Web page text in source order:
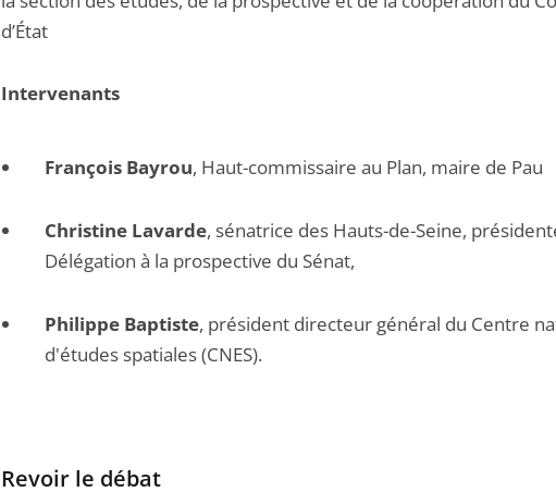
d’État
Intervenants
François Bayrou, Haut-commissaire au Plan, maire de Pau
Christine Lavarde, sénatrice des Hauts-de-Seine,
Délégation à la prospective du Sénat,
Philippe Baptiste, président directeur général du Centre
d'études spatiales (CNES).
Revoir le débat